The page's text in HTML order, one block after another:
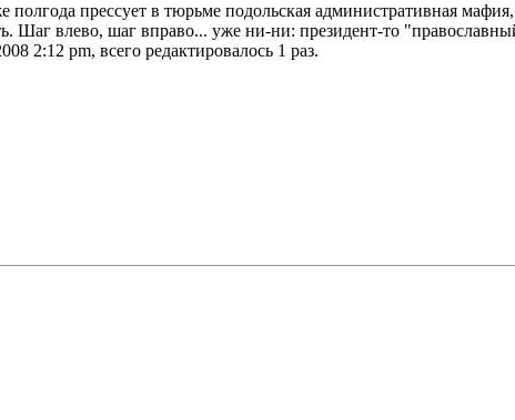
полгода прессует в тюрьме подольская административная
Шаг влево, шаг вправо... уже ни-ни: президент-то
2:12 pm, всего редактировалось 1 раз.